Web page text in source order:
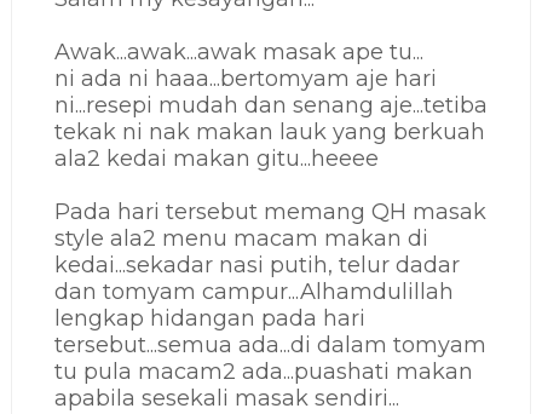
Awak...awak...awak masak ape tu...
ni ada ni haaa...bertomyam aje hari
ni...resepi mudah dan senang aje...tetiba
tekak ni nak makan lauk yang berkuah
ala2 kedai makan gitu...heeee
Pada hari tersebut memang QH masak
style ala2 menu macam makan di
kedai...sekadar nasi putih, telur dadar
dan tomyam campur...Alhamdulillah
lengkap hidangan pada hari
tersebut...semua ada...di dalam tomyam
tu pula macam2 ada...puashati makan
apabila sesekali masak sendiri...